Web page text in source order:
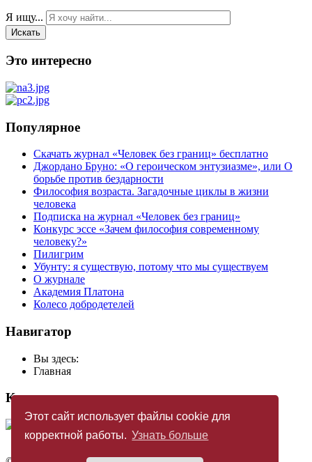
Этот сайт использует файлы cookie для
корректной работы. Узнать больше
Я ищу...
Искать
Это интересно
Популярное
Скачать журнал «Человек без границ» бесплатно
Джордано Бруно: «О героическом энтузиазме», или О
борьбе против бездарности
Философия возраста. Загадочные циклы в жизни
человека
Подписка на журнал «Человек без границ»
Конкурс эссе «Зачем философия современному
человеку?»
Пилигрим
Убунту: я существую, потому что мы существуем
О журнале
Академия Платона
Колесо добродетелей
Навигатор
Вы здесь:
Главная
Купить журнал